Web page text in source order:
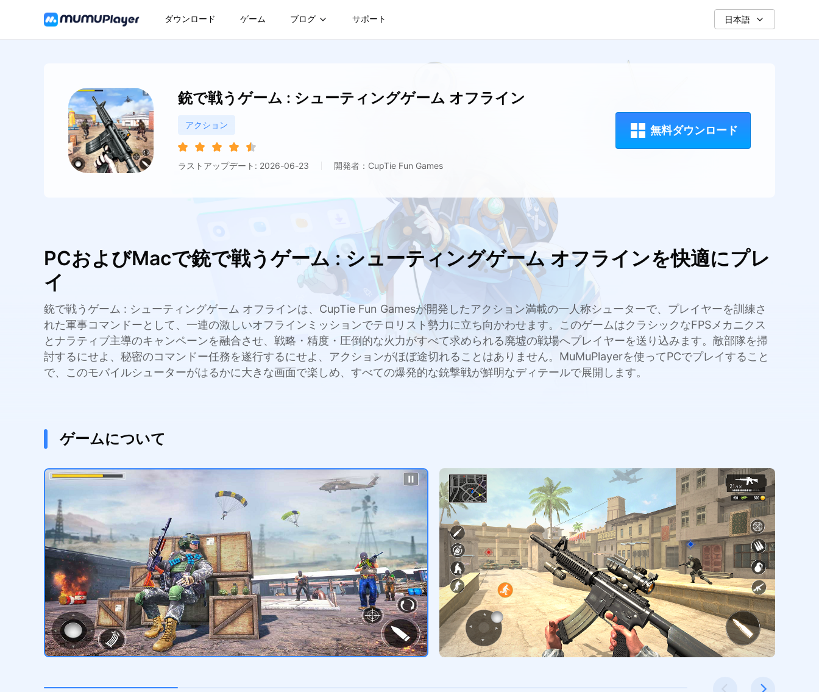
ダウンロード ゲーム ブログ サポート 日本語
銃で戦うゲーム : シューティングゲーム オフライン
アクション
ラストアップデート: 2026-06-23 開発者：CupTie Fun Games
無料ダウンロード
PCおよびMacで銃で戦うゲーム : シューティングゲーム オフラインを快適にプレ
イ
銃で戦うゲーム : シューティングゲーム オフラインは、CupTie Fun Gamesが開発したアクション満載の一人称シューターで、プレイヤーを訓練さ
れた軍事コマンドーとして、一連の激しいオフラインミッションでテロリスト勢力に立ち向かわせます。このゲームはクラシックなFPSメカニクス
とナラティブ主導のキャンペーンを融合させ、戦略・精度・圧倒的な火力がすべて求められる廃墟の戦場へプレイヤーを送り込みます。敵部隊を掃
討するにせよ、秘密のコマンドー任務を遂行するにせよ、アクションがほぼ途切れることはありません。MuMuPlayerを使ってPCでプレイすること
で、このモバイルシューターがはるかに大きな画面で楽しめ、すべての爆発的な銃撃戦が鮮明なディテールで展開します。
ゲームについて